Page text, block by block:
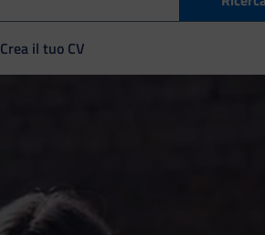
Crea il tuo CV